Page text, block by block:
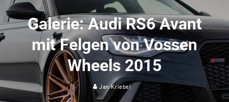
Galerie: Audi RS6 Avant
mit Felgen von Vossen
Wheels 2015
Jan Kriebel